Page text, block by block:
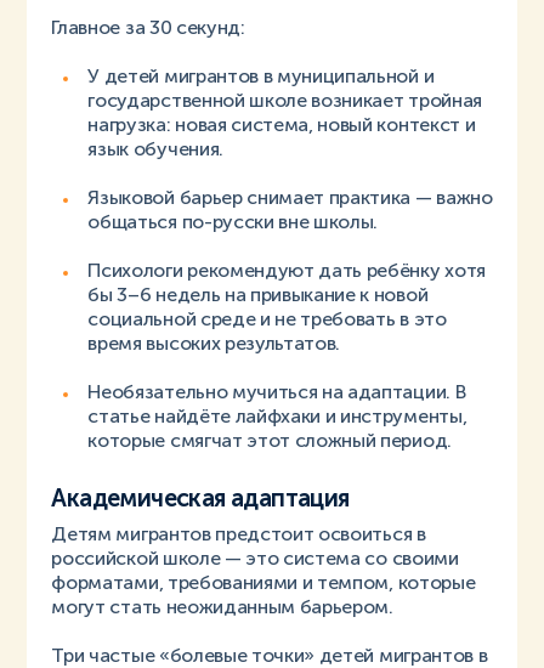
Главное за 30 секунд:
У детей мигрантов в муниципальной и
государственной школе возникает тройная
нагрузка: новая система, новый контекст и
язык обучения.
Языковой барьер снимает практика — важно
общаться по-русски вне школы.
Психологи рекомендуют дать ребёнку хотя
бы 3–6 недель на привыкание к новой
социальной среде и не требовать в это
время высоких результатов.
Необязательно мучиться на адаптации. В
статье найдёте лайфхаки и инструменты,
которые смягчат этот сложный период.
Академическая адаптация
Детям мигрантов предстоит освоиться в
российской школе — это система со своими
форматами, требованиями и темпом, которые
могут стать неожиданным барьером.
Три частые «болевые точки» детей мигрантов в